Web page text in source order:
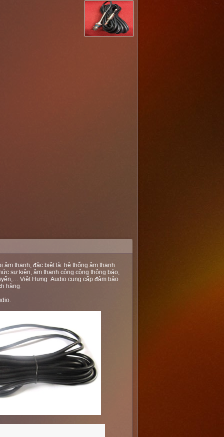
thanh, đặc biệt là: hệ thống âm thanh
sự kiện, âm thanh công cộng thông báo,
Việt Hưng Audio cung cấp đảm bảo
hàng.
.